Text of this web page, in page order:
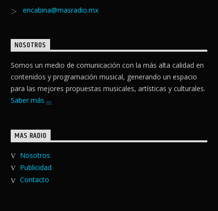
encabina@masradio.mx
NOSOTROS
Somos un medio de comunicación con la más alta calidad en
contenidos y programación musical, generando un espacio
para las mejores propuestas musicales, artísticas y culturales.
Saber más
MAS RADIO
Nosotros
Publicidad
Contacto